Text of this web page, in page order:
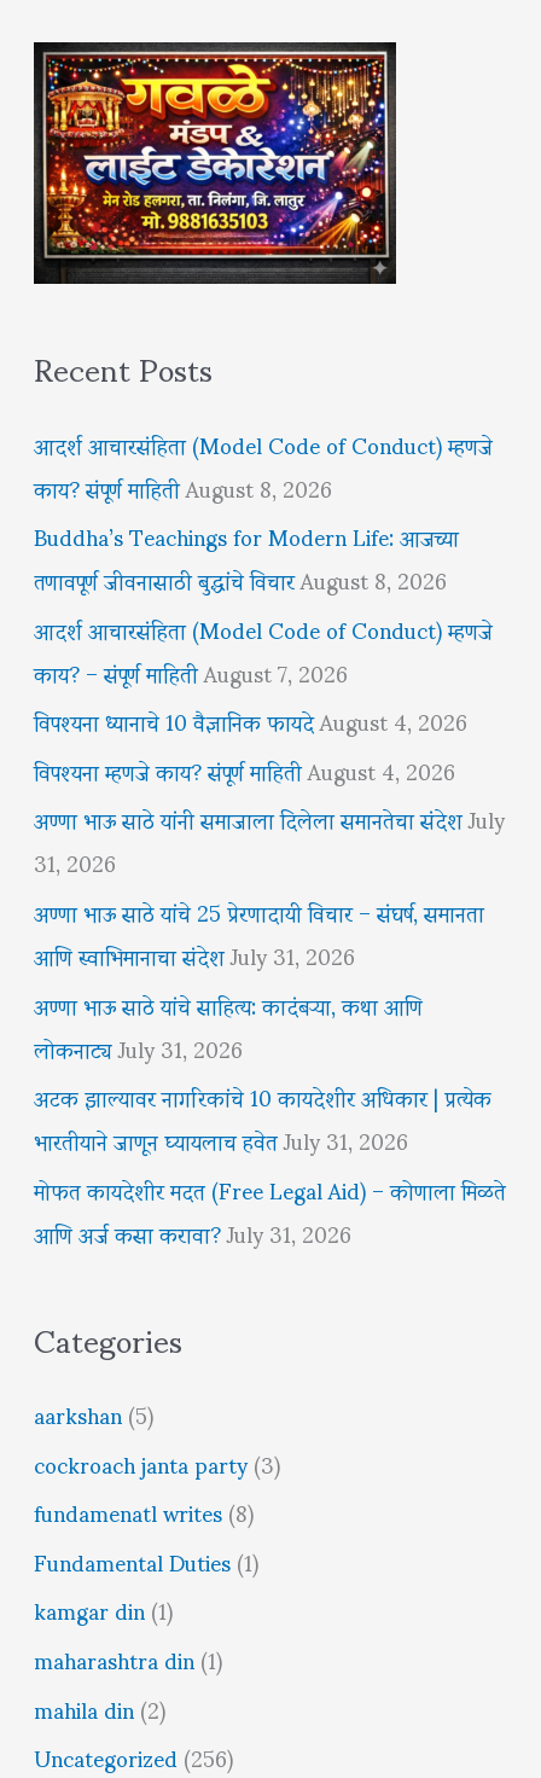
Recent Posts
आदर्श आचारसंहिता (Model Code of Conduct) म्हणजे
काय? संपूर्ण माहितीAugust 8, 2026
Buddha’s Teachings for Modern Life: आजच्या
तणावपूर्ण जीवनासाठी बुद्धांचे विचारAugust 8, 2026
आदर्श आचारसंहिता (Model Code of Conduct) म्हणजे
काय? – संपूर्ण माहितीAugust 7, 2026
विपश्यना ध्यानाचे 10 वैज्ञानिक फायदेAugust 4, 2026
विपश्यना म्हणजे काय? संपूर्ण माहितीAugust 4, 2026
अण्णा भाऊ साठे यांनी समाजाला दिलेला समानतेचा संदेशJuly
31, 2026
अण्णा भाऊ साठे यांचे 25 प्रेरणादायी विचार – संघर्ष, समानता
आणि स्वाभिमानाचा संदेशJuly 31, 2026
अण्णा भाऊ साठे यांचे साहित्य: कादंबऱ्या, कथा आणि
लोकनाट्यJuly 31, 2026
अटक झाल्यावर नागरिकांचे 10 कायदेशीर अधिकार | प्रत्येक
भारतीयाने जाणून घ्यायलाच हवेतJuly 31, 2026
मोफत कायदेशीर मदत (Free Legal Aid) – कोणाला मिळते
आणि अर्ज कसा करावा?July 31, 2026
Categories
aarkshan(5)
cockroach janta party(3)
fundamenatl writes(8)
Fundamental Duties(1)
kamgar din(1)
maharashtra din(1)
mahila din(2)
Uncategorized(256)